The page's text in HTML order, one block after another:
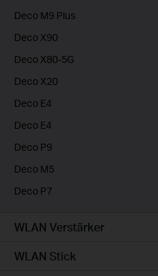
Deco M9 Plus
Deco X90
Deco X80-5G
Deco X20
Deco E4
Deco E4
Deco P9
Deco M5
Deco P7
WLAN Verstärker
WLAN Stick